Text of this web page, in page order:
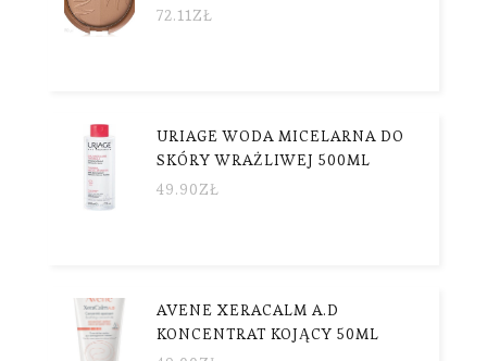
72.11ZŁ
URIAGE WODA MICELARNA DO
SKÓRY WRAŻLIWEJ 500ML
49.90ZŁ
AVENE XERACALM A.D
KONCENTRAT KOJĄCY 50ML